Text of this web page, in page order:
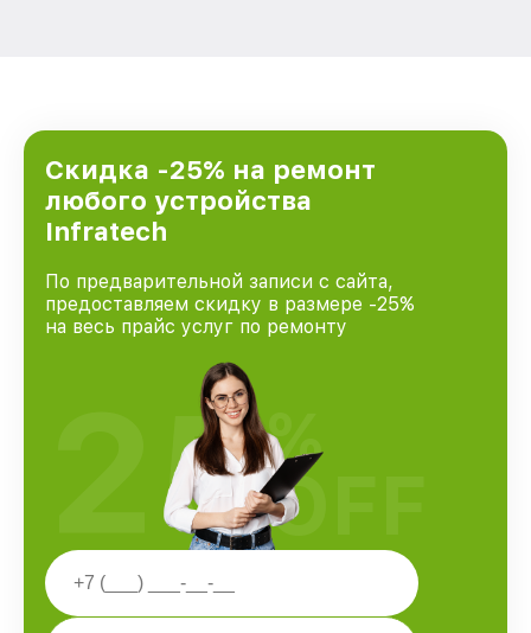
Скидка -25% на ремонт
любого устройства
Infratech
По предварительной записи с сайта,
предоставляем скидку в размере -25%
на весь прайс услуг по ремонту
25%
OFF